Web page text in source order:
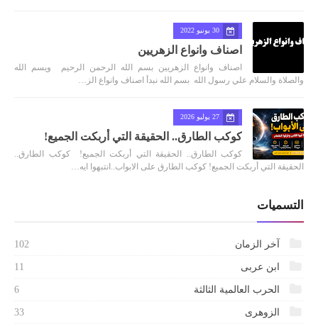
30 يونيو 2022
اصناف وانواع الزهريين
اصناف وانواع الزهريين بسم الله الرحمن الرحيم ويسم الله
والصلاة والسلام علي رسول الله بسم الله نبدأ اصناف وانواع الز…
27 يوليو 2026
كوكب الطارق.. الحقيقة التي أربكت الجميع!
كوكب الطارق.. الحقيقة التي أربكت الجميع! كوكب الطارق..
الحقيقة التي أربكت الجميع! كوكب الطارق على الابواب..انتبهوا ايه…
التسميات
آخر الزمان 102
ابن عربى 11
الحرب العالمية الثالثة 6
الزوهرى 33